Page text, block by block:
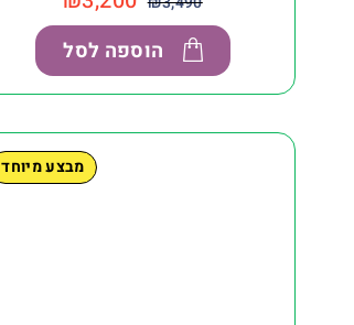
הוספה לסל
מבצע מיוחד